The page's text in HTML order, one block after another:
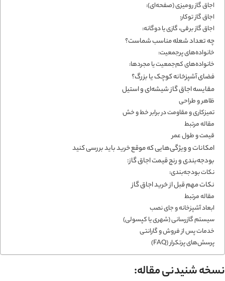
اجاق گاز رومیزی (صفحه‌ای):
اجاق گاز توکار:
اجاق گاز برقی، گازی یا دوگانه:
چه تعداد شعله مناسب شماست؟
خانواده‌های پرجمعیت:
خانواده‌های کم‌جمعیت یا مجردها:
فضای آشپزخانه کوچک یا بزرگ؟
مقایسه اجاق گاز شیشه‌ای و استیل
ظاهر و طراحی
تمیزکاری و مقاومت در برابر خط و خش
مقاله‌ مرتبط
قیمت و طول عمر
امکانات و ویژگی‌هایی که موقع خرید باید بررسی کنید
بودجه‌بندی و رنج قیمت اجاق گاز:
نکات بودجه‌بندی:
نکات مهم قبل از خرید اجاق گاز
مقاله‌ مرتبط
ابعاد آشپزخانه و جای نصب
سیستم گازرسانی (شهری یا کپسولی)
خدمات پس از فروش و گارانتی
پرسش‌های پرتکرار (FAQ)
نسخه شنیدنی مقاله: